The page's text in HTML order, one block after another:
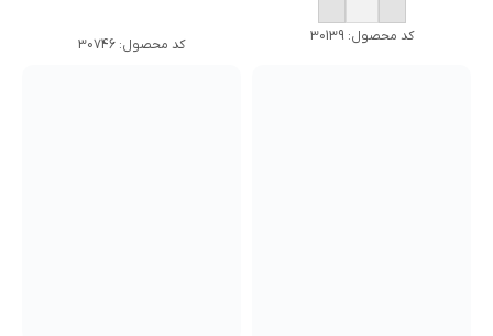
کد محصول:30139 کد محصول: 30746